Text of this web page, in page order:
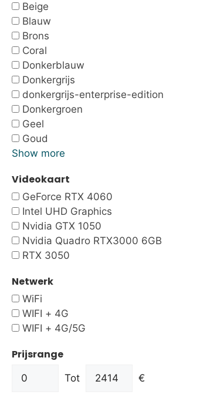
Beige
Blauw
Brons
Coral
Donkerblauw
Donkergrijs
donkergrijs-enterprise-edition
Donkergroen
Geel
Goud
Show more
Videokaart
GeForce RTX 4060
Intel UHD Graphics
Nvidia GTX 1050
Nvidia Quadro RTX3000 6GB
RTX 3050
Netwerk
WiFi
WIFI + 4G
WIFI + 4G/5G
Prijsrange
Tot €